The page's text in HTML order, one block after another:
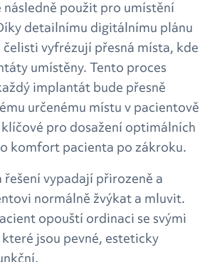
následně použit pro umístění
detailnímu digitálnímu plánu
čelisti vyfrézují přesná místa, kde
umístěny. Tento proces
implantát bude přesně
určenému místu v pacientově
pro dosažení optimálních
komfort pacienta po zákroku.
řešení vypadají přirozeně a
normálně žvýkat a mluvit.
opouští ordinaci se svými
jsou pevné, esteticky